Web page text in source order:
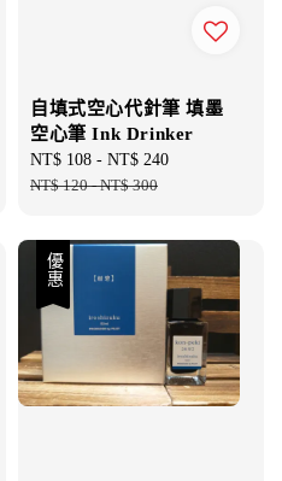
自填式空心代針筆 填墨
空心筆 Ink Drinker
Sale
price
NT$ 108 - NT$ 240
NT$ 120-NT$ 300
優惠